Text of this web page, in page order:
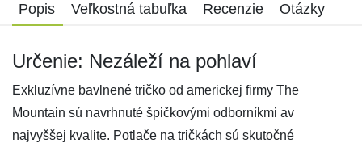
Popis Veľkostná tabuľka Recenzie Otázky
Určenie: Nezáleží na pohlaví
Exkluzívne bavlnené tričko od americkej firmy The
Mountain sú navrhnuté špičkovými odborníkmi av
najvyššej kvalite. Potlače na tričkách sú skutočné